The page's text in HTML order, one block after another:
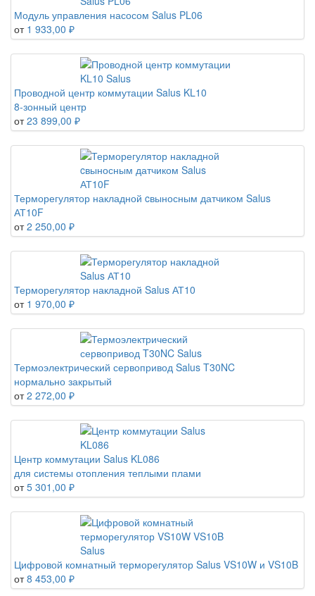
Модуль управления насосом Salus PL06
от 1 933,00 ₽
Проводной центр коммутации Salus KL10
8-зонный центр
от 23 899,00 ₽
Терморегулятор накладной cвыносным датчиком Salus
АТ10F
от 2 250,00 ₽
Терморегулятор накладной Salus АТ10
от 1 970,00 ₽
Термоэлектрический сервопривод Salus T30NC
нормально закрытый
от 2 272,00 ₽
Центр коммутации Salus KL086
для системы отопления теплыми плами
от 5 301,00 ₽
Цифровой комнатный терморегулятор Salus VS10W и VS10B
от 8 453,00 ₽